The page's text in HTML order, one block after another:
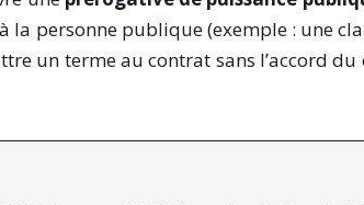
personne publique (exemple : une
un terme au contrat sans l’accord du